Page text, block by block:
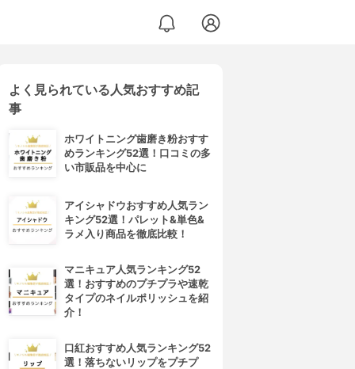
よく見られている人気おすすめ記
事
ホワイトニング歯磨き粉おすす
めランキング52選！口コミの多
い市販品を中心に
アイシャドウおすすめ人気ラン
キング52選！パレット&単色&
ラメ入り商品を徹底比較！
マニキュア人気ランキング52
選！おすすめのプチプラや速乾
タイプのネイルポリッシュを紹
介！
口紅おすすめ人気ランキング52
選！落ちないリップをプチプ